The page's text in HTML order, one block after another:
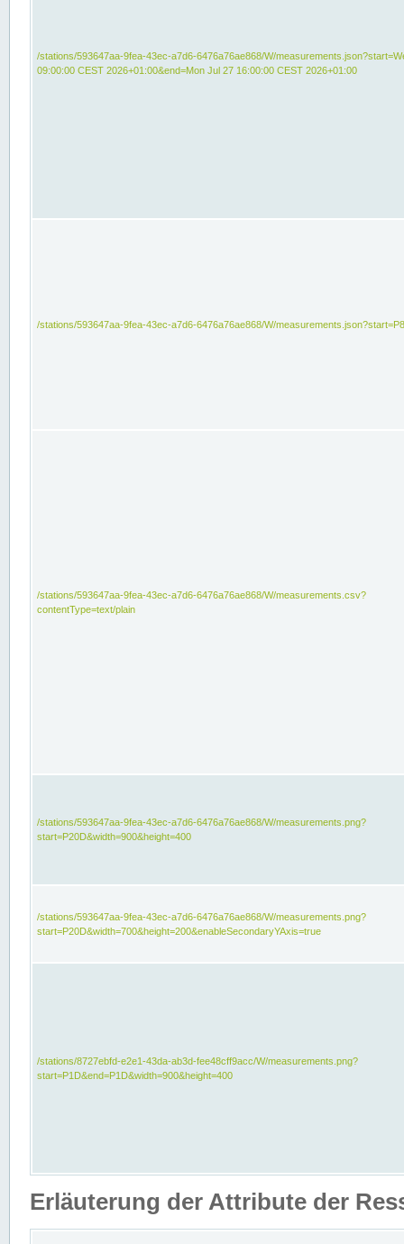
/stations/593647aa-9fea-43ec-a7d6-6476a76ae868/W/
09:00:00 CEST 2026+01:00&end=Mon Jul 27 16:00:00 CEST 2026+01:00
/stations/593647aa-9fea-43ec-a7d6-6476a76ae868/W/
/stations/593647aa-9fea-43ec-a7d6-6476a76ae868/W/measurements.csv?
contentType=text/plain
/stations/593647aa-9fea-43ec-a7d6-6476a76ae868/W/measurements.png?
start=P20D&width=900&height=400
/stations/593647aa-9fea-43ec-a7d6-6476a76ae868/W/measurements.png?
start=P20D&width=700&height=200&enableSecondaryYAxis=true
/stations/8727ebfd-e2e1-43da-ab3d-fee48cff9acc/W/measurements.png?
start=P1D&end=P1D&width=900&height=400
Erläuterung der Attribute der